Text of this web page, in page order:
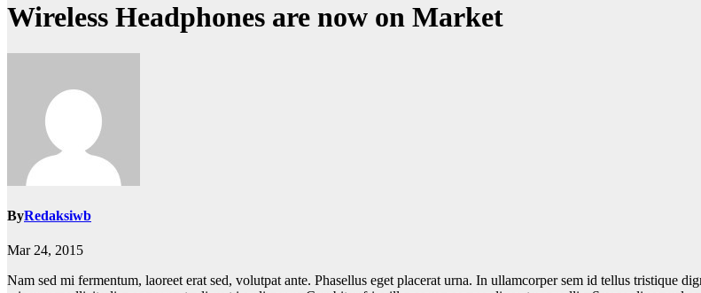
Wireless Headphones are now on Market
ByRedaksiwb
Mar 24, 2015
Nam sed mi fermentum, laoreet erat sed, volutpat ante. Phasellus eget placerat urna. In ullamcorper sem id tellus tristique